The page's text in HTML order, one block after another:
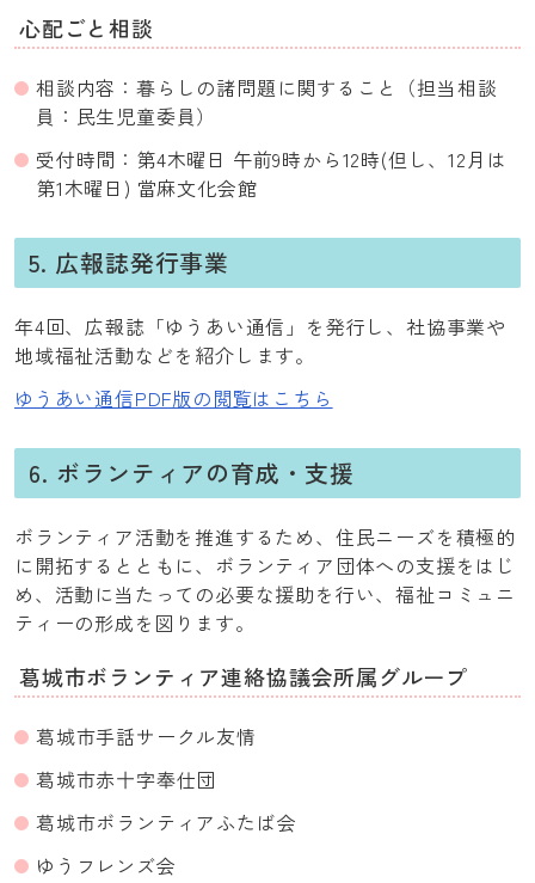
心配ごと相談
相談内容：暮らしの諸問題に関すること（担当相談
員：民生児童委員）
受付時間：第4木曜日 午前9時から12時(但し、12月は
第1木曜日) 當麻文化会館
5. 広報誌発行事業
年4回、広報誌「ゆうあい通信」を発行し、社協事業や
地域福祉活動などを紹介します。
ゆうあい通信PDF版の閲覧はこちら
6. ボランティアの育成・支援
ボランティア活動を推進するため、住民ニーズを積極的
に開拓するとともに、ボランティア団体への支援をはじ
め、活動に当たっての必要な援助を行い、福祉コミュニ
ティーの形成を図ります。
葛城市ボランティア連絡協議会所属グループ
葛城市手話サークル友情
葛城市赤十字奉仕団
葛城市ボランティアふたば会
ゆうフレンズ会